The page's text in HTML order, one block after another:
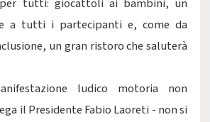
tutti: giocattoli ai bambini, un
a tutti i partecipanti e, come da
un gran ristoro che saluterà
ludico motoria non
il Presidente Fabio Laoreti - non si